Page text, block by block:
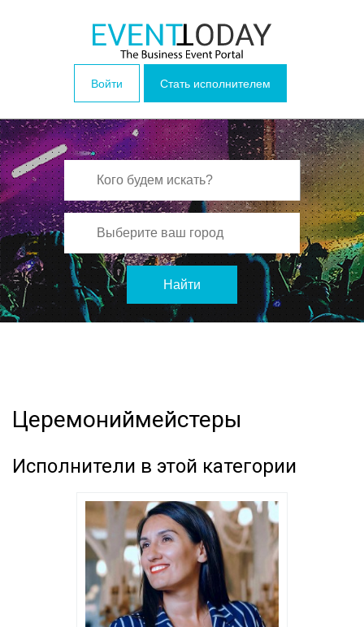
Войти Стать исполнителем
Найти
Церемониймейстеры
Исполнители в этой категории